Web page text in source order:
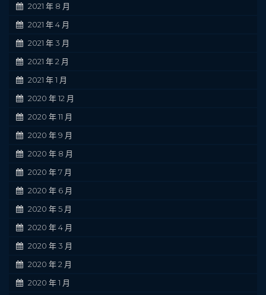
2021 年 8 月
2021 年 4 月
2021 年 3 月
2021 年 2 月
2021 年 1 月
2020 年 12 月
2020 年 11 月
2020 年 9 月
2020 年 8 月
2020 年 7 月
2020 年 6 月
2020 年 5 月
2020 年 4 月
2020 年 3 月
2020 年 2 月
2020 年 1 月